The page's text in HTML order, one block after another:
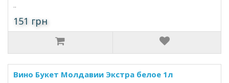
..
151 грн
Вино Букет Молдавии Экстра белое 1л